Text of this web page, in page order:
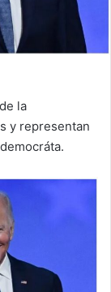
la
y representan